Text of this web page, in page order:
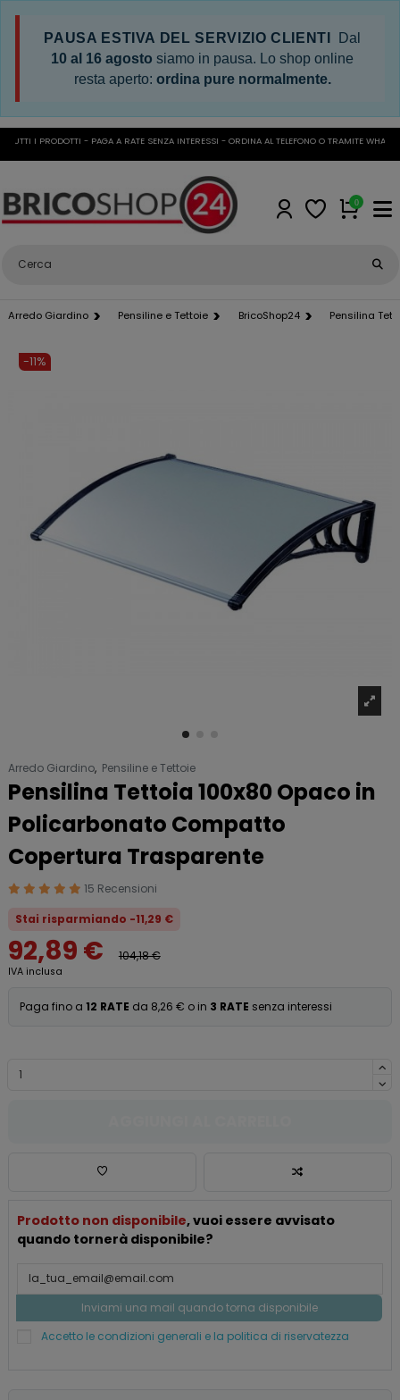
PAUSA ESTIVA DEL SERVIZIO CLIENTI
Dal
10 al 16 agosto siamo in pausa. Lo shop online
resta aperto: ordina pure normalmente.
I PRODOTTI - PAGA A RATE SENZA INTERESSI - ORDINA AL TELEFONO O TRAMITE WHATSAPP
0
Arredo Giardino Pensiline e Tettoie BricoShop24 Pensilina
-11%
Arredo Giardino, Pensiline e Tettoie
Pensilina Tettoia 100x80 Opaco in
Policarbonato Compatto
Copertura Trasparente
15 Recensioni
Stai risparmiando -11,29 €
92,89 € 104,18 €
IVA inclusa
Paga fino a 12 RATE da 8,26 € o in 3 RATE senza interessi
Prodotto non disponibile, vuoi essere avvisato
quando tornerà disponibile?
Accetto le condizioni generali e la politica di riservatezza